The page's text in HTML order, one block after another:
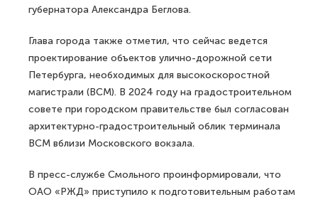
губернатора Александра Беглова.
Глава города также отметил, что сейчас ведется
проектирование объектов улично-дорожной сети
Петербурга, необходимых для высокоскоростной
магистрали (ВСМ). В 2024 году на градостроительном
совете при городском правительстве был согласован
архитектурно-градостроительный облик терминала
ВСМ вблизи Московского вокзала.
В пресс-службе Смольного проинформировали, что
ОАО «РЖД» приступило к подготовительным работам